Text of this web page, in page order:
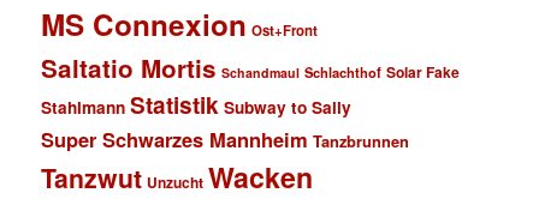
MS Connexion Ost+Front
Saltatio Mortis Schandmaul Schlachthof Solar Fake
Stahlmann Statistik Subway to Sally
Super Schwarzes Mannheim Tanzbrunnen
Tanzwut Unzucht Wacken